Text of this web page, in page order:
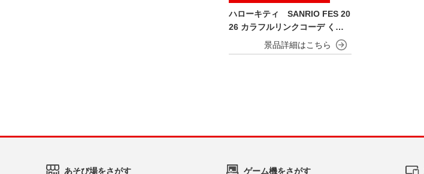
ハローキティ SANRIO FES 20
26 カラフルリンクコーデ くり
っぴぃ ぬいぐるみ
あそび場をさがす ゲーム機をさがす